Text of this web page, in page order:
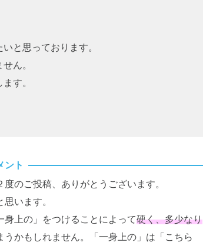
と思っております。
ん。
す。
のご投稿、ありがとうございます。
います。
上の」をつけることによって硬く、多少なり
うかもしれません。「一身上の」は「こちら